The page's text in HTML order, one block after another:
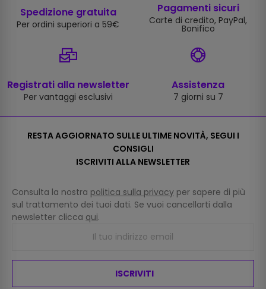
Spedizione gratuita
Per ordini superiori a 59€
Pagamenti sicuri
Carte di credito, PayPal,
Bonifico
Registrati alla newsletter
Per vantaggi esclusivi
Assistenza
7 giorni su 7
RESTA AGGIORNATO SULLE ULTIME NOVITÀ, SEGUI I
CONSIGLI
ISCRIVITI ALLA NEWSLETTER
Consulta la nostra politica sulla privacy per sapere di più
sul trattamento dei tuoi dati. Se vuoi cancellarti dalla
newsletter clicca qui.
ISCRIVITI